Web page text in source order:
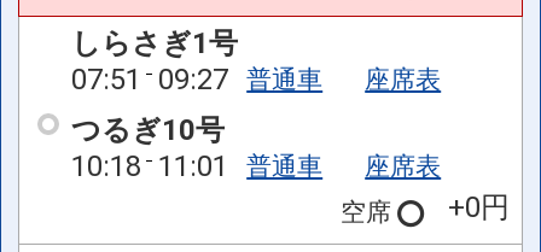
しらさぎ1号
07:51
09:27 普通車 座席表
つるぎ10号
10:18 11:01 普通車
座席表
空席
+0円